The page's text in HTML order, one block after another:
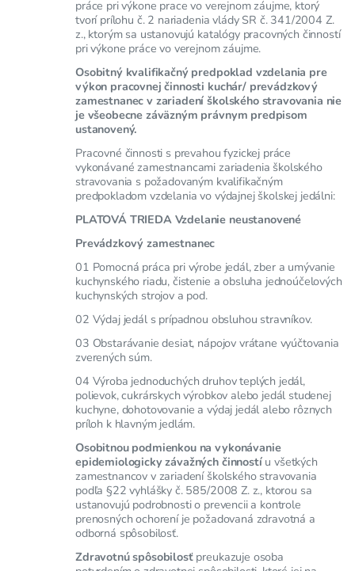
práce pri výkone prace vo verejnom záujme, ktorý
tvorí prílohu č. 2 nariadenia vlády SR č. 341/2004 Z.
z., ktorým sa ustanovujú katalógy pracovných činností
pri výkone práce vo verejnom záujme.
Osobitný kvalifikačný predpoklad vzdelania pre
výkon pracovnej činnosti kuchár/ prevádzkový
zamestnanec v zariadení školského stravovania nie
je všeobecne záväzným právnym predpisom
ustanovený.
Pracovné činnosti s prevahou fyzickej práce
vykonávané zamestnancami zariadenia školského
stravovania s požadovaným kvalifikačným
predpokladom vzdelania vo výdajnej školskej jedálni:
PLATOVÁ TRIEDA Vzdelanie neustanovené
Prevádzkový zamestnanec
01 Pomocná práca pri výrobe jedál, zber a umývanie
kuchynského riadu, čistenie a obsluha jednoúčelových
kuchynských strojov a pod.
02 Výdaj jedál s prípadnou obsluhou stravníkov.
03 Obstarávanie desiat, nápojov vrátane vyúčtovania
zverených súm.
04 Výroba jednoduchých druhov teplých jedál,
polievok, cukrárskych výrobkov alebo jedál studenej
kuchyne, dohotovovanie a výdaj jedál alebo rôznych
príloh k hlavným jedlám.
Osobitnou podmienkou na vykonávanie
epidemiologicky závažných činnostíu všetkých
zamestnancov v zariadení školského stravovania
podľa §22 vyhlášky č. 585/2008 Z. z., ktorou sa
ustanovujú podrobnosti o prevencii a kontrole
prenosných ochorení je požadovaná zdravotná a
odborná spôsobilosť.
Zdravotnú spôsobilosť preukazuje osoba